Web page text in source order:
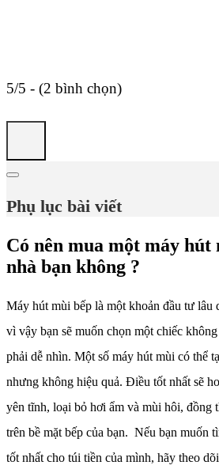
5/5 - (2 bình chọn)
Phụ lục bài viết
Có nên mua một máy hút
nhà bạn không ?
Máy hút mùi bếp là một khoản đầu tư lâu
vì vậy bạn sẽ muốn chọn một chiếc
phải dễ nhìn. Một số máy hút mùi có thể
nhưng không hiệu quả. Điều tốt nhất sẽ
yên tĩnh, loại bỏ hơi ẩm và mùi hôi, đồng
trên bề mặt bếp của bạn. Nếu bạn muốn
tốt nhất cho túi tiền của mình, hãy theo